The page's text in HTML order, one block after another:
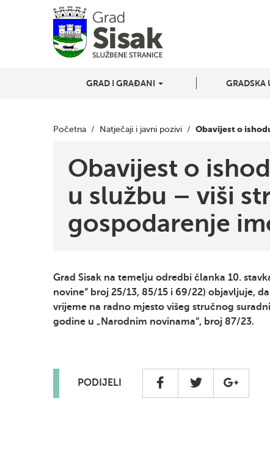
GRAD I GRAĐANI GRADSKA
Početna / Natječaji i javni pozivi / Obavijest o
Obavijest o
u službu – viši
gospodarenje
Grad Sisak na temelju odredbi članka 10.
novine“ broj 25/13, 85/15 i 69/22) objavljuje,
vrijeme na radno mjesto višeg stručnog
godine u „Narodnim novinama“, broj 87/23.
PODIJELI